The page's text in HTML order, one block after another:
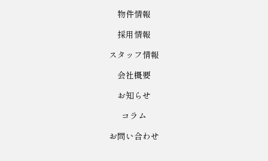
物件情報
採用情報
スタッフ情報
会社概要
お知らせ
コラム
お問い合わせ